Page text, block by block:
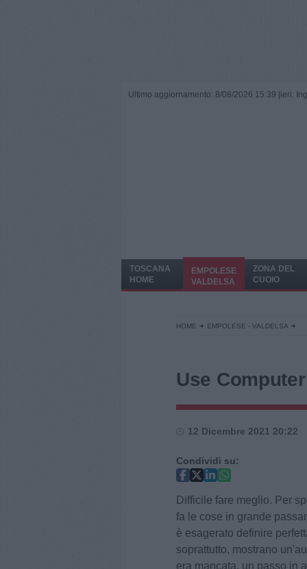
Ultimo aggiornamento: 8/08/2026 15:39 | ieri:
TOSCANA
HOME
EMPOLESE
VALDELSA
ZONA DEL
CUOIO
HOME EMPOLESE - VALDELSA
Use
12 Dicembre 2021 20:22
Condividi su:
Difficile fare meglio. Per
fa le cose in grande
è esagerato definire
soprattutto, mostrano
era mancata, un passo in